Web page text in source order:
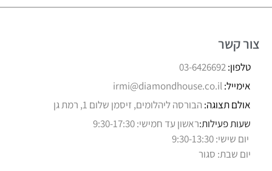
צור קשר
טלפון:03-6426692
אימייל:irmi@diamondhouse.co.il
אולם תצוגה: הבורסה ליהלומים, זיסמן שלום 1, רמת גן
שעות פעילות:ראשון עד חמישי: 9:30-17:30
יום שישי: 9:30-13:30
יום שבת: סגור